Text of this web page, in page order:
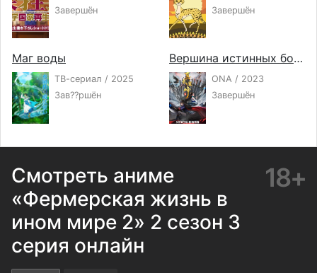
Завершён
Завершён
Маг воды
ТВ-сериал / 2025
Зав??ршён
Вершина истинных боевых искусств 2
ONA / 2023
Завершён
Смотреть аниме
«Фермерская жизнь в
ином мире 2» 2 сезон 3
серия онлайн
18+